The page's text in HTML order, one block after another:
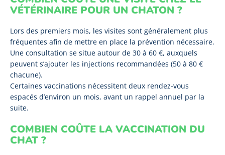
VÉTÉRINAIRE POUR UN CHATON ?
Lors des premiers mois, les visites sont généralement plus
fréquentes afin de mettre en place la prévention nécessaire.
Une consultation se situe autour de 30 à 60 €, auxquels
peuvent s’ajouter les injections recommandées (50 à 80 €
chacune).
Certaines vaccinations nécessitent deux rendez-vous
espacés d’environ un mois, avant un rappel annuel par la
suite.
COMBIEN COÛTE LA VACCINATION DU
CHAT ?